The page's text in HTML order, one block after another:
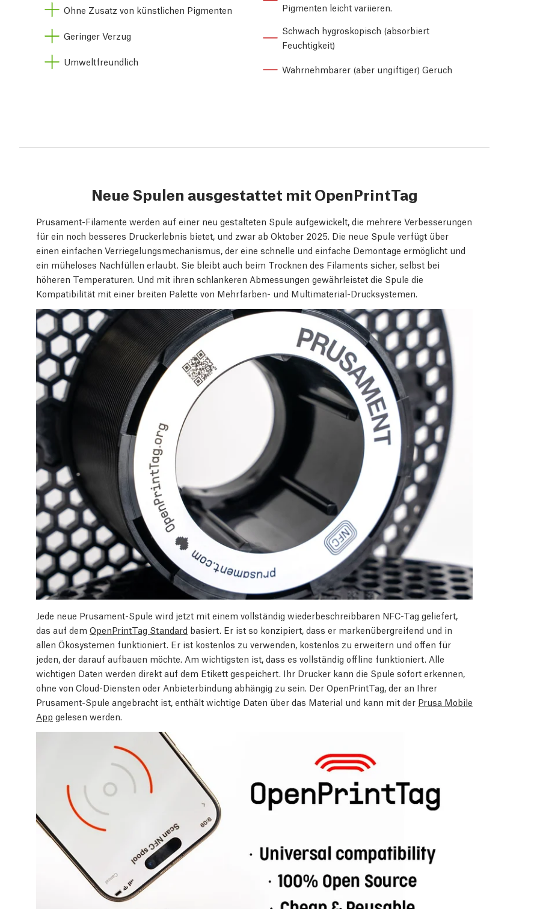
Ohne Zusatz von künstlichen Pigmenten
Geringer Verzug
Umweltfreundlich
Pigmenten leicht variieren.
Schwach hygroskopisch (absorbiert
Feuchtigkeit)
Wahrnehmbarer (aber ungiftiger) Geruch
Neue Spulen ausgestattet mit OpenPrintTag
Prusament-Filamente werden auf einer neu gestalteten Spule aufgewickelt, die mehrere Verbesserungen
für ein noch besseres Druckerlebnis bietet, und zwar ab Oktober 2025. Die neue Spule verfügt über
einen einfachen Verriegelungsmechanismus, der eine schnelle und einfache Demontage ermöglicht und
ein müheloses Nachfüllen erlaubt. Sie bleibt auch beim Trocknen des Filaments sicher, selbst bei
höheren Temperaturen. Und mit ihren schlankeren Abmessungen gewährleistet die Spule die
Kompatibilität mit einer breiten Palette von Mehrfarben- und Multimaterial-Drucksystemen.
Jede neue Prusament-Spule wird jetzt mit einem vollständig wiederbeschreibbaren NFC-Tag geliefert,
das auf dem OpenPrintTag Standard basiert. Er ist so konzipiert, dass er markenübergreifend und in
allen Ökosystemen funktioniert. Er ist kostenlos zu verwenden, kostenlos zu erweitern und offen für
jeden, der darauf aufbauen möchte. Am wichtigsten ist, dass es vollständig offline funktioniert. Alle
wichtigen Daten werden direkt auf dem Etikett gespeichert. Ihr Drucker kann die Spule sofort erkennen,
ohne von Cloud-Diensten oder Anbieterbindung abhängig zu sein. Der OpenPrintTag, der an Ihrer
Prusament-Spule angebracht ist, enthält wichtige Daten über das Material und kann mit der Prusa Mobile
App gelesen werden.